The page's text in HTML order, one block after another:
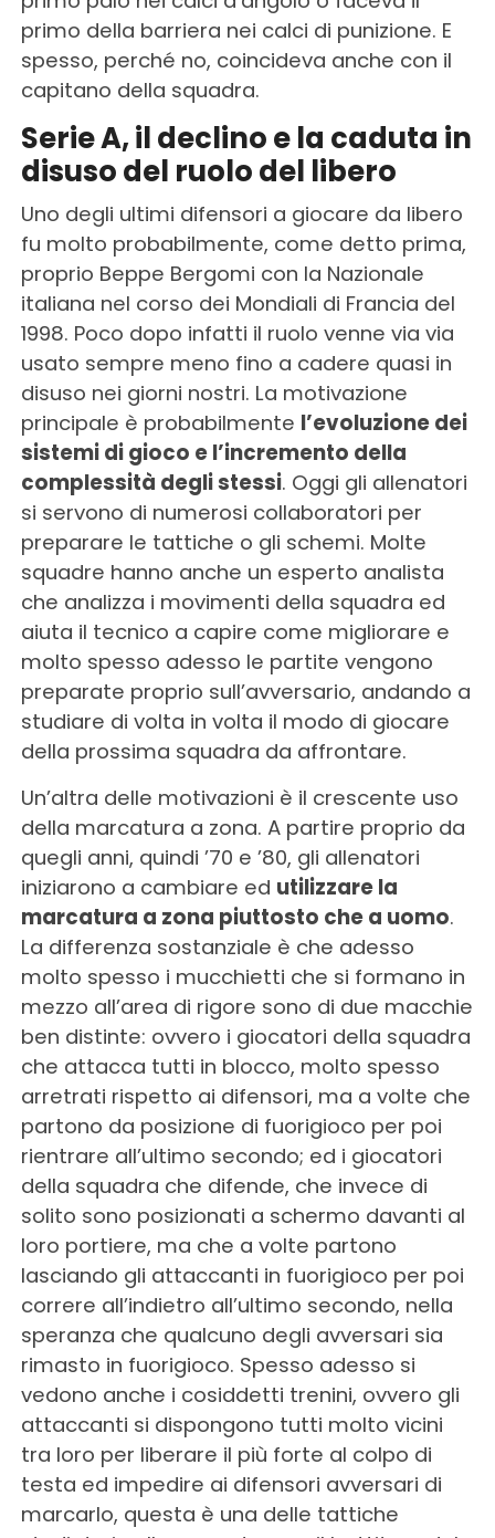
primo della barriera nei calci di punizione. E
spesso, perché no, coincideva anche con il
capitano della squadra.
Serie A, il declino e la caduta in
disuso del ruolo del libero
Uno degli ultimi difensori a giocare da libero
fu molto probabilmente, come detto prima,
proprio Beppe Bergomi con la Nazionale
italiana nel corso dei Mondiali di Francia del
1998. Poco dopo infatti il ruolo venne via via
usato sempre meno fino a cadere quasi in
disuso nei giorni nostri. La motivazione
principale è probabilmente l’evoluzione dei
sistemi di gioco e l’incremento della
complessità degli stessi. Oggi gli allenatori
si servono di numerosi collaboratori per
preparare le tattiche o gli schemi. Molte
squadre hanno anche un esperto analista
che analizza i movimenti della squadra ed
aiuta il tecnico a capire come migliorare e
molto spesso adesso le partite vengono
preparate proprio sull’avversario, andando a
studiare di volta in volta il modo di giocare
della prossima squadra da affrontare.
Un’altra delle motivazioni è il crescente uso
della marcatura a zona. A partire proprio da
quegli anni, quindi ’70 e ’80, gli allenatori
iniziarono a cambiare ed utilizzare la
marcatura a zona piuttosto che a uomo.
La differenza sostanziale è che adesso
molto spesso i mucchietti che si formano in
mezzo all’area di rigore sono di due macchie
ben distinte: ovvero i giocatori della squadra
che attacca tutti in blocco, molto spesso
arretrati rispetto ai difensori, ma a volte che
partono da posizione di fuorigioco per poi
rientrare all’ultimo secondo; ed i giocatori
della squadra che difende, che invece di
solito sono posizionati a schermo davanti al
loro portiere, ma che a volte partono
lasciando gli attaccanti in fuorigioco per poi
correre all’indietro all’ultimo secondo, nella
speranza che qualcuno degli avversari sia
rimasto in fuorigioco. Spesso adesso si
vedono anche i cosiddetti trenini, ovvero gli
attaccanti si dispongono tutti molto vicini
tra loro per liberare il più forte al colpo di
testa ed impedire ai difensori avversari di
marcarlo, questa è una delle tattiche